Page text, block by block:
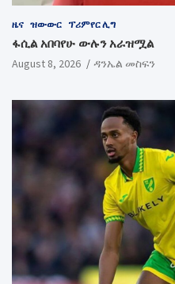
ዜና ዝውውር ፕሪምየር ሊግ
ፋሲል አበባየሁ ውሉን አራዝሟል
August 8, 2026 ዳንኤል መስፍን